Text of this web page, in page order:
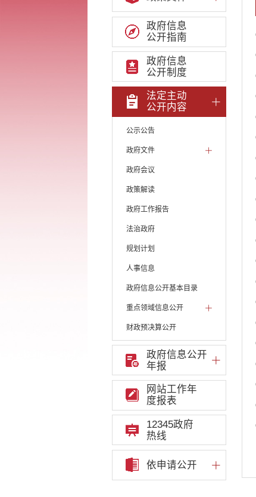
政府信息
公开指南
政府信息
公开制度
法定主动
公开内容
公示公告
政府文件
政府会议
政策解读
政府工作报告
法治政府
规划计划
人事信息
政府信息公开基本目录
重点领域信息公开
财政预决算公开
人大建议和政协提案
机构职能
权责清单
行政许可
行政处罚和行政强制
行政事业性收费
政府集中采购
政府信息公开
年报
网站工作年
度报表
12345政府
热线
依申请公开